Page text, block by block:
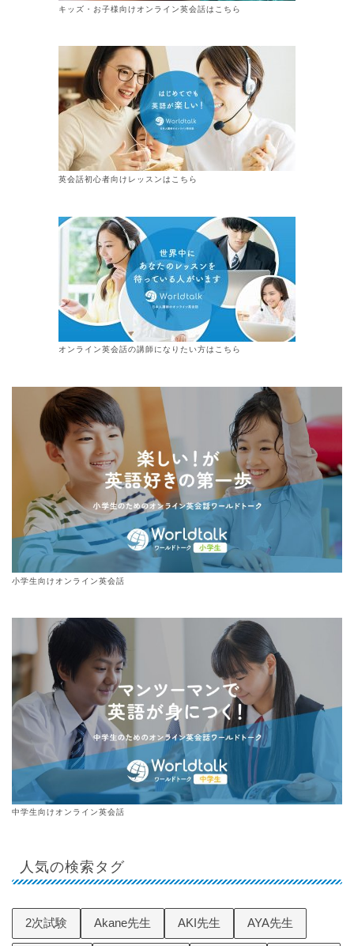
キッズ・お子様向けオンライン英会話はこちら
英会話初心者向けレッスンはこちら
オンライン英会話の講師になりたい方はこちら
小学生向けオンライン英会話
中学生向けオンライン英会話
人気の検索タグ
2次試験 Akane先生 AKI先生 AYA先生